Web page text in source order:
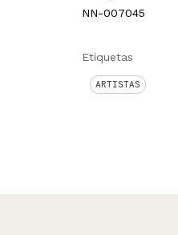
NN-007045
Etiquetas
ARTISTAS